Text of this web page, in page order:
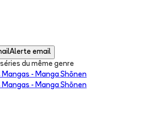
Alerte email
du même genre
Mangas - Manga Shōnen
Mangas - Manga Shōnen